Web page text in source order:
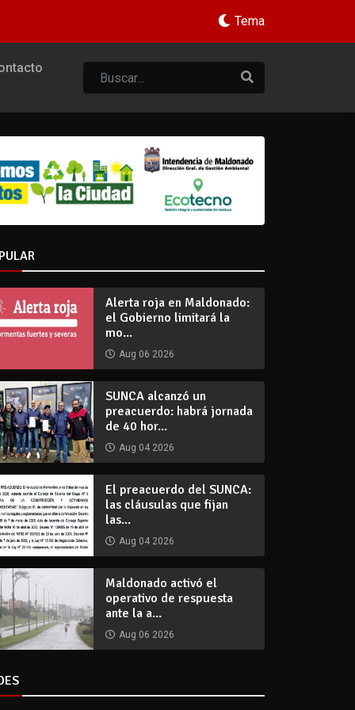
Tema
Alerta roja en Maldonado:
el Gobierno limitará la
mo...
Aug 06 2026
SUNCA alcanzó un
preacuerdo: habrá jornada
de 40 hor...
Aug 04 2026
El preacuerdo del SUNCA:
las cláusulas que fijan
las...
Aug 04 2026
Maldonado activó el
operativo de respuesta
ante la a...
Aug 06 2026